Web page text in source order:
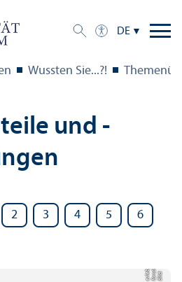
DE
Wussten Sie...?!
und -
2 3 4 5
6
Bil
d:
f
o
r
s
c
h
u
n
g-e
rl
e
b
e
n.
d
e